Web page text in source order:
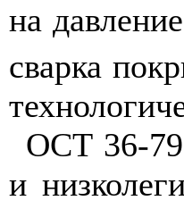
на
сварка
ОСТ 36-
и